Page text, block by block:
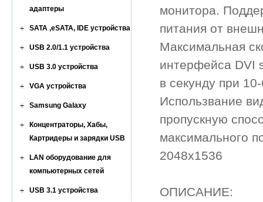
адаптеры
SATA ,eSATA, IDE устройства
USB 2.0/1.1 устройства
USB 3.0 устройства
VGA устройства
Samsung Galaxy
Концентраторы, Хабы,
Картридеры и зарядки USB
LAN оборудование для
компьютерных сетей
USB 3.1 устройства
монитора.
питания от
Максимальная
интерфейса DVI
в секунду при
Использвание
пропускную
максимального
2048x1536
ОПИСАНИЕ: